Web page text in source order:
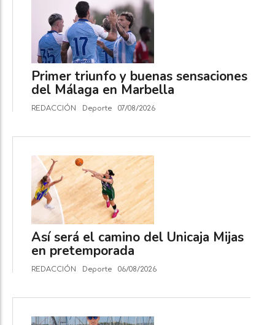
Primer triunfo y buenas sensaciones
del Málaga en Marbella
REDACCIÓN Deporte 07/08/2026
Así será el camino del Unicaja Mijas
en pretemporada
REDACCIÓN Deporte 06/08/2026